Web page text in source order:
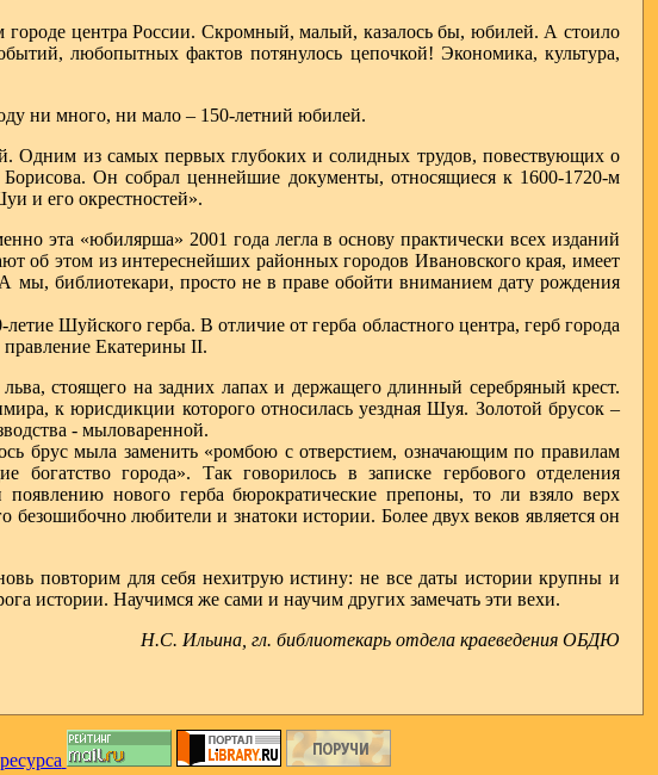
центра России. Скромный, малый, казалось бы, юбилей. А стоило
любопытных фактов потянулось цепочкой! Экономика, культура,
ни много, ни мало – 150-летний юбилей.
Одним из самых первых глубоких и солидных трудов, повествующих о
Он собрал ценнейшие документы, относящиеся к 1600-1720-м
и его окрестностей».
эта «юбилярша» 2001 года легла в основу практически всех изданий
об этом из интереснейших районных городов Ивановского края, имеет
библиотекари, просто не в праве обойти вниманием дату рождения
Шуйского герба. В отличие от герба областного центра, герб города
правление Екатерины II.
стоящего на задних лапах и держащего длинный серебряный крест.
к юрисдикции которого относилась уездная Шуя. Золотой брусок –
- мыловаренной.
брус мыла заменить «ромбою с отверстием, означающим по правилам
города». Так говорилось в записке гербового отделения
нового герба бюрократические препоны, то ли взяло верх
любители и знатоки истории. Более двух веков является он
повторим для себя нехитрую истину: не все даты истории крупны и
истории. Научимся же сами и научим других замечать эти вехи.
Н.С. Ильина, гл. библиотекарь отдела краеведения ОБДЮ